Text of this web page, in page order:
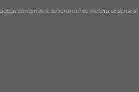
contenuti è severamente vietata ai sensi